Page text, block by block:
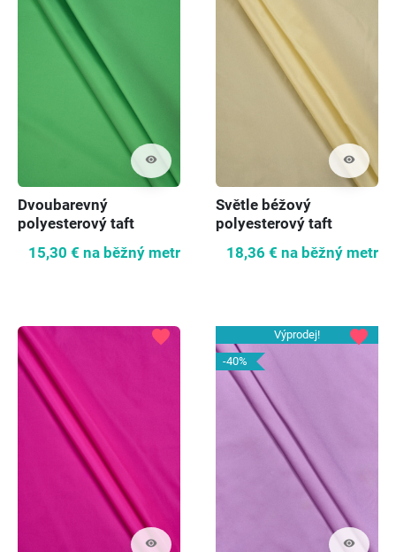
visibility
Dvoubarevný
polyesterový taft
15,30 € na běžný metr
visibility
Světle béžový
polyesterový taft
18,36 € na běžný metr
visibility
favorite
Výprodej!
-40%
visibility
favorite